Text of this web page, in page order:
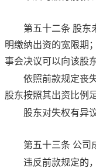
第五十二条 股东
明缴纳出资的宽限期
事会决议可以向该股
依照前款规定丧
股东按照其出资比例
股东对失权有异
第五十三条 公司
违反前款规定的